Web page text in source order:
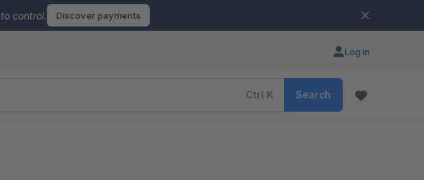
control. Discover payments
Log in
Ctrl K Search